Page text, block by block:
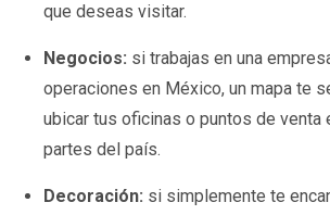
que deseas visitar.
Negocios: si trabajas en una
operaciones en México, un mapa te
ubicar tus oficinas o puntos de venta
partes del país.
Decoración: si simplemente te